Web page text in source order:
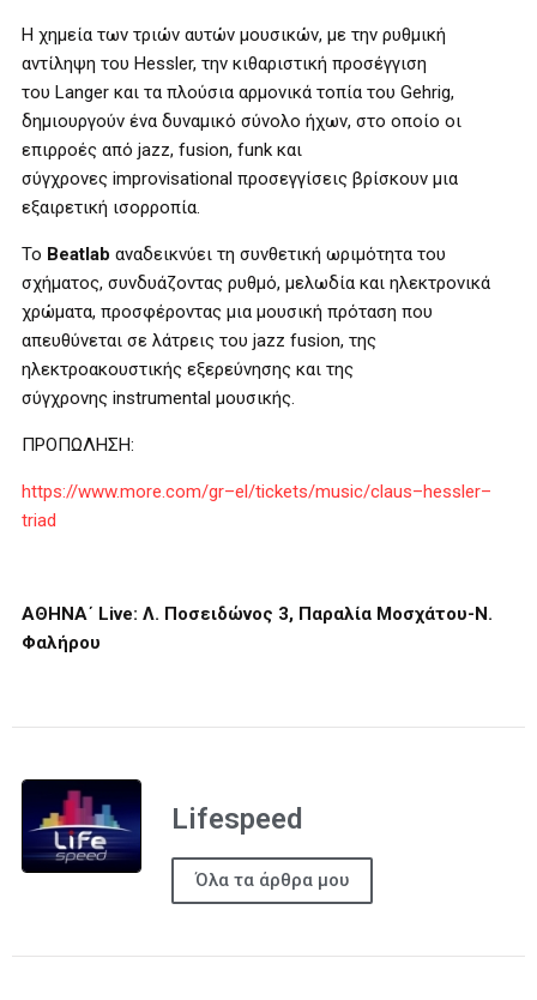
Η χημεία των τριών αυτών μουσικών, με την ρυθμική
αντίληψη του Hessler, την κιθαριστική προσέγγιση
του Langer και τα πλούσια αρμονικά τοπία του Gehrig,
δημιουργούν ένα δυναμικό σύνολο ήχων, στο οποίο οι
επιρροές από jazz, fusion, funk και
σύγχρονες improvisational προσεγγίσεις βρίσκουν μια
εξαιρετική ισορροπία.
Το Beatlab αναδεικνύει τη συνθετική ωριμότητα του
σχήματος, συνδυάζοντας ρυθμό, μελωδία και ηλεκτρονικά
χρώματα, προσφέροντας μια μουσική πρόταση που
απευθύνεται σε λάτρεις του jazz fusion, της
ηλεκτροακουστικής εξερεύνησης και της
σύγχρονης instrumental μουσικής.
ΠΡΟΠΩΛΗΣΗ:
https://www.more.com/gr–el/tickets/music/claus–hessler–
triad
ΑΘΗΝΑ΄ Live: Λ. Ποσειδώνος 3, Παραλία Μοσχάτου-Ν.
Φαλήρου
Lifespeed
Όλα τα άρθρα μου